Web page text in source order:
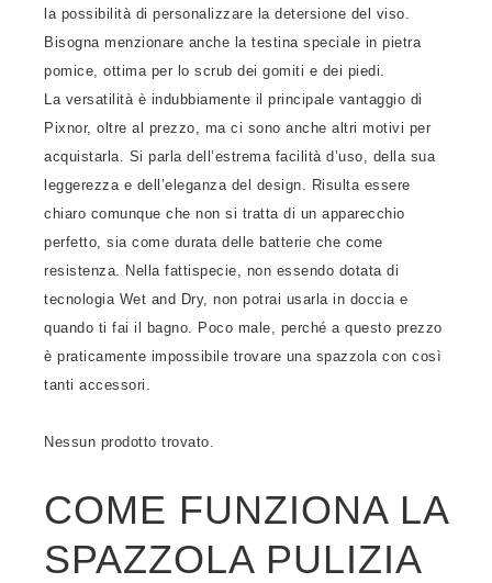
la possibilità di personalizzare la detersione del viso.
Bisogna menzionare anche la testina speciale in pietra
pomice, ottima per lo scrub dei gomiti e dei piedi.
La versatilità è indubbiamente il principale vantaggio di
Pixnor, oltre al prezzo, ma ci sono anche altri motivi per
acquistarla. Si parla dell’estrema facilità d’uso, della sua
leggerezza e dell’eleganza del design. Risulta essere
chiaro comunque che non si tratta di un apparecchio
perfetto, sia come durata delle batterie che come
resistenza. Nella fattispecie, non essendo dotata di
tecnologia Wet and Dry, non potrai usarla in doccia e
quando ti fai il bagno. Poco male, perché a questo prezzo
è praticamente impossibile trovare una spazzola con così
tanti accessori.
Nessun prodotto trovato.
COME FUNZIONA LA
SPAZZOLA PULIZIA